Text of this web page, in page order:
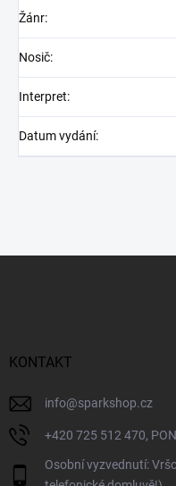
Žánr:
Nosič:
Interpret:
Datum vydání:
KONTAKT
info@sparkshop.cz
+420 725 512 470,
Osobní vyzvednutí: